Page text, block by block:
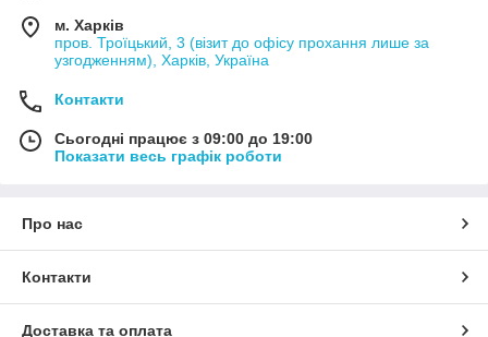
м. Харків
пров. Троїцький, 3 (візит до офісу прохання лише за
узгодженням), Харків, Україна
Контакти
Сьогодні працює з 09:00 до 19:00
Показати весь графік роботи
Про нас
Контакти
Доставка та оплата